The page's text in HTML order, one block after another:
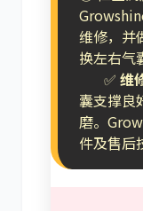
维修，并
换左右气
✅ 维
囊支撑良
磨。
件及售后